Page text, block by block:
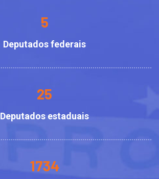
5
Deputados federais
25
Deputados estaduais
1734